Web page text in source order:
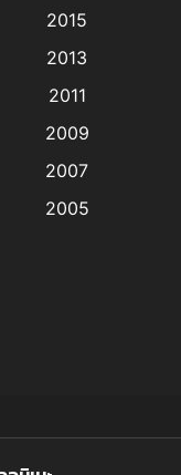
Animation แอนิเมชัน
anime(9)
Big tits (นมใหญ่)
Bitch (ผู้หญิงร่าน)
2015
2013
2011
2009
2007
2005
1991